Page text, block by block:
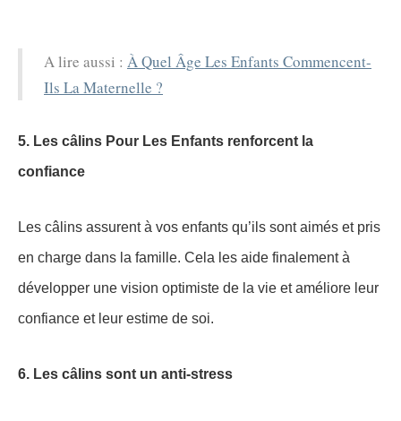
A lire aussi : À Quel Âge Les Enfants Commencent-
Ils La Maternelle ?
5. Les câlins Pour Les Enfants renforcent la
confiance
Les câlins assurent à vos enfants qu’ils sont aimés et pris
en charge dans la famille. Cela les aide finalement à
développer une vision optimiste de la vie et améliore leur
confiance et leur estime de soi.
6. Les câlins sont un anti-stress